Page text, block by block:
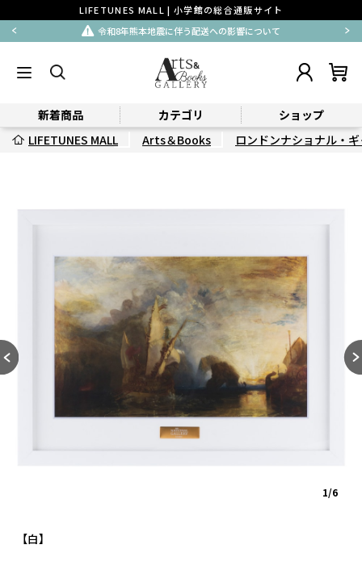
LIFETUNES MALL | 小学館の総合通販サイト
令和8年熊本地震に伴う配送への影響について
新着商品 カテゴリ
ショップ
LIFETUNES MALL
Arts＆Books ロンドンナショナル・
【白】
1/6